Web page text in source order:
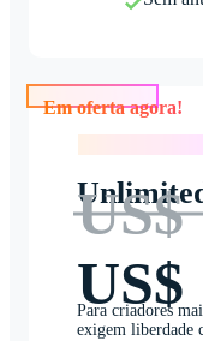
US$
US$
Para criadores
exigem liberdade